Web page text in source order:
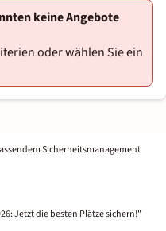
keine Angebote
oder wählen Sie ein
Sicherheitsmanagement
Jetzt die besten Plätze sichern!"